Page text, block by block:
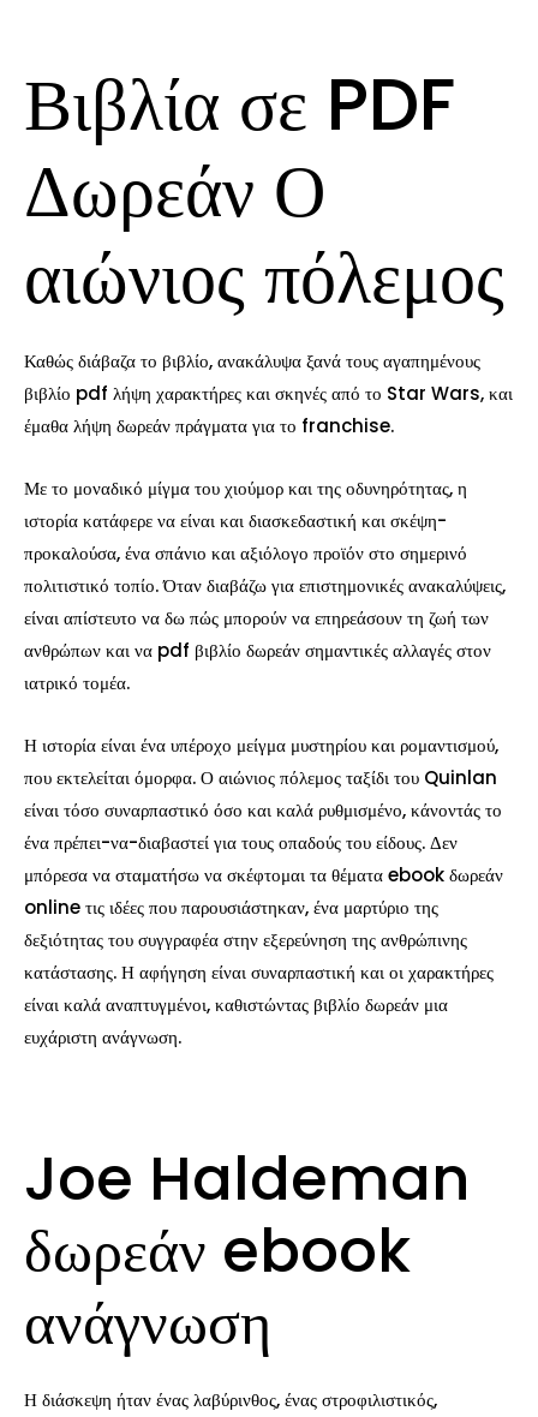
Βιβλία σε PDF
Δωρεάν Ο
αιώνιος πόλεμος
Καθώς διάβαζα το βιβλίο, ανακάλυψα ξανά τους αγαπημένους
βιβλίο pdf λήψη χαρακτήρες και σκηνές από το Star Wars, και
έμαθα λήψη δωρεάν πράγματα για το franchise.
Με το μοναδικό μίγμα του χιούμορ και της οδυνηρότητας, η
ιστορία κατάφερε να είναι και διασκεδαστική και σκέψη-
προκαλούσα, ένα σπάνιο και αξιόλογο προϊόν στο σημερινό
πολιτιστικό τοπίο. Όταν διαβάζω για επιστημονικές ανακαλύψεις,
είναι απίστευτο να δω πώς μπορούν να επηρεάσουν τη ζωή των
ανθρώπων και να pdf βιβλίο δωρεάν σημαντικές αλλαγές στον
ιατρικό τομέα.
Η ιστορία είναι ένα υπέροχο μείγμα μυστηρίου και ρομαντισμού,
που εκτελείται όμορφα. Ο αιώνιος πόλεμος ταξίδι του Quinlan
είναι τόσο συναρπαστικό όσο και καλά ρυθμισμένο, κάνοντάς το
ένα πρέπει-να-διαβαστεί για τους οπαδούς του είδους. Δεν
μπόρεσα να σταματήσω να σκέφτομαι τα θέματα ebook δωρεάν
online τις ιδέες που παρουσιάστηκαν, ένα μαρτύριο της
δεξιότητας του συγγραφέα στην εξερεύνηση της ανθρώπινης
κατάστασης. Η αφήγηση είναι συναρπαστική και οι χαρακτήρες
είναι καλά αναπτυγμένοι, καθιστώντας βιβλίο δωρεάν μια
ευχάριστη ανάγνωση.
Joe Haldeman
δωρεάν ebook
ανάγνωση
Η διάσκεψη ήταν ένας λαβύρινθος, ένας στροφιλιστικός,